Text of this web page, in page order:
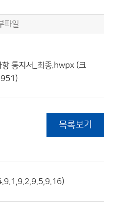
파일
통지서_최종.hwpx (크
목록보기